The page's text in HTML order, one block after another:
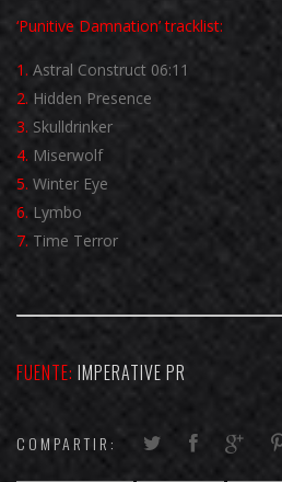
‘Punitive Damnation’ tracklist:
1. Astral Construct 06:11
2. Hidden Presence
3. Skulldrinker
4. Miserwolf
5. Winter Eye
6. Lymbo
7. Time Terror
FUENTE: IMPERATIVE PR
COMPARTIR: